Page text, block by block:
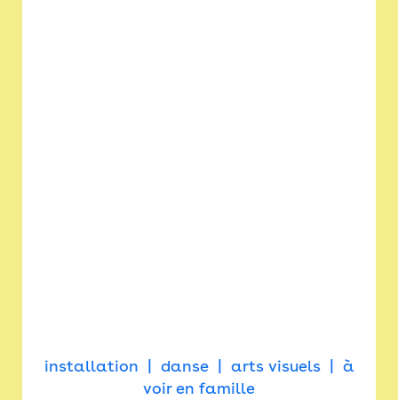
installation danse arts visuels
à
voir en famille